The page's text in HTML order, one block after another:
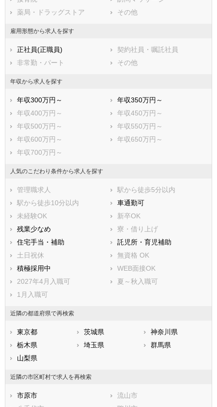
四街道市
袖ケ浦市
八街市
南房総市
匝瑳市
香取市
山武市
いすみ市
香取郡神崎町
香取郡多古町
香取郡東庄町
山武郡九十九里町
山武郡芝山町
山武郡横芝光町
長生郡一宮町
長生郡睦沢町
長生郡長生村
長生郡長柄町
薬局・ドラッグストア
その他
雇用形態から求人を探す
正社員(正職員)
契約社員・嘱託社員
非常勤・パート
その他
年収から求人を探す
年収300万円～
年収350万円～
年収400万円～
年収450万円～
年収500万円～
年収550万円～
年収600万円～
年収650万円～
年収700万円～
人気のこだわり条件から求人を探す
管理職求人
駅から徒歩5分以内
駅から徒歩10分以内
車通勤可
未経験OK
新卒OK
残業少なめ
寮・借り上げ
住宅手当・補助
託児所・育児補助
土日祝休
無資格 OK
積極採用中
WEB面接OK
2027年4月入職可
夏～秋入職可
1月入職可
近隣の都道府県で再検索
東京都 茨城県
神奈川県
栃木県
埼玉県
群馬県
山梨県
近隣の市区町村で求人を再検索
市原市
流山市